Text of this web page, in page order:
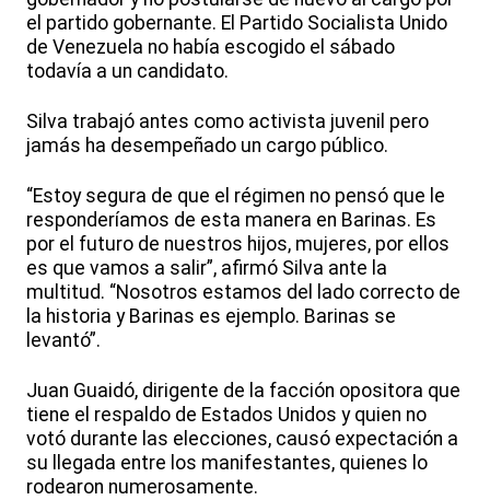
el partido gobernante. El Partido Socialista Unido
de Venezuela no había escogido el sábado
todavía a un candidato.
Silva trabajó antes como activista juvenil pero
jamás ha desempeñado un cargo público.
“Estoy segura de que el régimen no pensó que le
responderíamos de esta manera en Barinas. Es
por el futuro de nuestros hijos, mujeres, por ellos
es que vamos a salir”, afirmó Silva ante la
multitud. “Nosotros estamos del lado correcto de
la historia y Barinas es ejemplo. Barinas se
levantó”.
Juan Guaidó, dirigente de la facción opositora que
tiene el respaldo de Estados Unidos y quien no
votó durante las elecciones, causó expectación a
su llegada entre los manifestantes, quienes lo
rodearon numerosamente.